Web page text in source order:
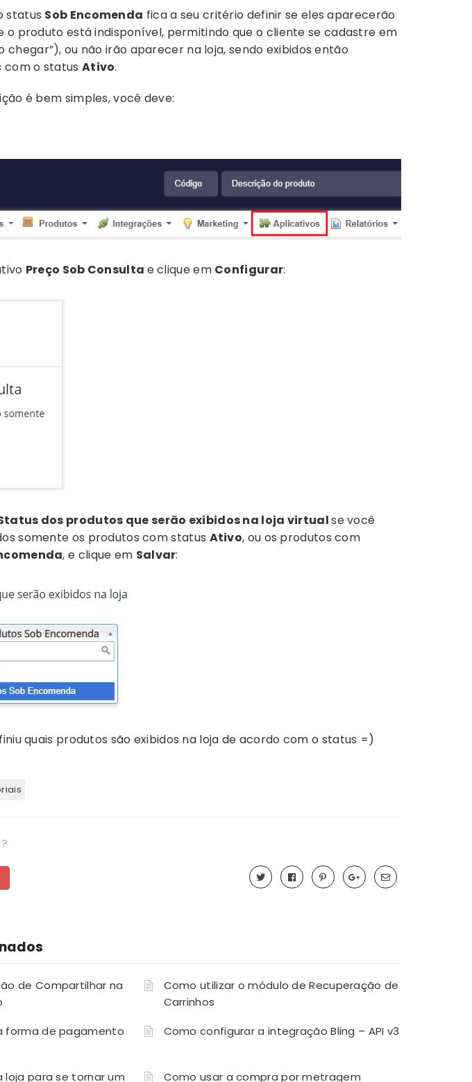
status Sob Encomenda fica a seu critério definir se eles aparecerão
o produto está indisponível, permitindo que o cliente se cadastre em
chegar”), ou não irão aparecer na loja, sendo exibidos então
com o status Ativo.
é bem simples, você deve:
Preço Sob Consulta e clique em Configurar:
dos produtos que serão exibidos na loja virtualse você
somente os produtos com status Ativo, ou os produtos com
, e clique em Salvar:
quais produtos são exibidos na loja de acordo com o status =)
de Compartilhar na
Como utilizar o módulo de Recuperação de
Carrinhos
forma de pagamento
Como configurar a integração Bling – API v3
loja para se tornar um Como usar a compra por metragem